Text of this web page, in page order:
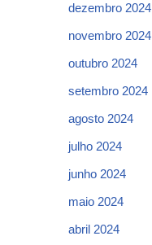
dezembro 2024
novembro 2024
outubro 2024
setembro 2024
agosto 2024
julho 2024
junho 2024
maio 2024
abril 2024